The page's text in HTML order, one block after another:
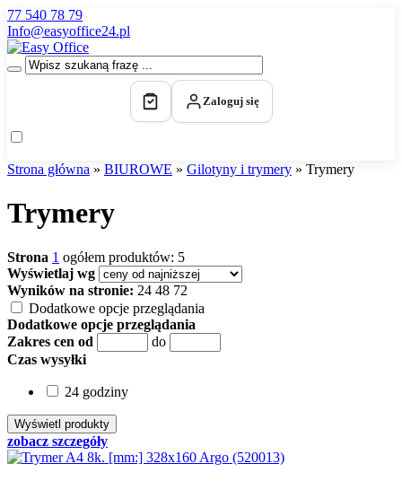
77 540 78 79
Info@easyoffice24.pl
Zaloguj się
Strona główna » BIUROWE » Gilotyny i trymery » Trymery
Trymery
Strona 1 ogółem produktów: 5
Wyświetlaj wg
Wyników na stronie: 24 48 72
Dodatkowe opcje przeglądania
Dodatkowe opcje przeglądania
Zakres cen od
do
Czas wysyłki
24 godziny
zobacz szczegóły